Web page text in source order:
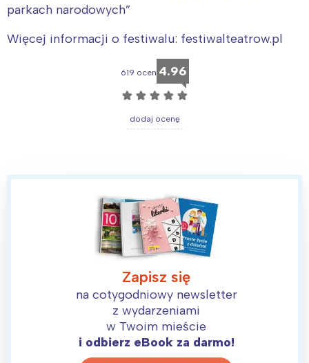
parkach narodowych”
Więcej informacji o festiwalu: festiwalteatrow.pl
619 ocen 4.96
☆ ☆ ☆ ☆ ☆
dodaj ocenę
Zapisz się
na cotygodniowy newsletter
z wydarzeniami
w Twoim mieście
i odbierz eBook za darmo!